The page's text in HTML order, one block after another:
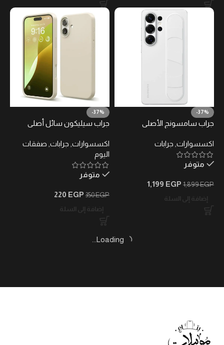
-37%
جراب سامسونج الأصلي
جالكسي S25 الترا – حماية وقبضة
يد ومسند مدمج
اكسسوارات جرابات
متوفر
1,899EGP
1,199 EGP
إضافة إلى السلة
-37%
جراب سيليكون سائل أصلي
ستون
اكسسوارات جرابات صفقات
اليوم
متوفر
350EGP
220 EGP
إضافة إلى السلة
Loading...